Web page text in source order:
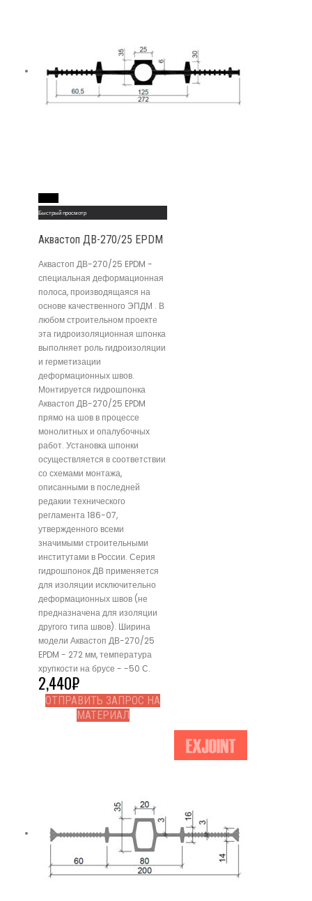
Быстрый просмотр
Аквастоп ДВ-270/25 EPDM
Аквастоп ДВ-270/25 EPDM -
специальная деформационная
полоса, производящаяся на
основе качественного ЭПДМ . В
любом строительном проекте
эта гидроизоляционная шпонка
выполняет роль гидроизоляции
и герметизации
деформационных швов.
Монтируется гидрошпонка
Аквастоп ДВ-270/25 EPDM
прямо на шов в процессе
монолитных и опалубочных
работ. Установка шпонки
осуществляется в соответствии
со схемами монтажа,
описанными в последней
редакии технического
регламента 186-07,
утвержденного всеми
значимыми строительными
институтами в России. Серия
гидрошпонок ДВ применяется
для изоляции исключительно
деформационных швов (не
предназначена для изоляции
другого типа швов). Ширина
модели Аквастоп ДВ-270/25
EPDM - 272 мм, температура
хрупкости на брусе - -50 С.
2,440₽
ОТПРАВИТЬ ЗАПРОС НА
МАТЕРИАЛ